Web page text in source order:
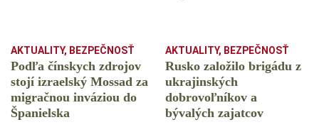
AKTUALITY, BEZPEČNOSŤ
Podľa čínskych zdrojov
stojí izraelský Mossad za
migračnou inváziou do
Španielska
AKTUALITY, BEZPEČNOSŤ
Rusko založilo brigádu z
ukrajinských
dobrovoľníkov a
bývalých zajatcov